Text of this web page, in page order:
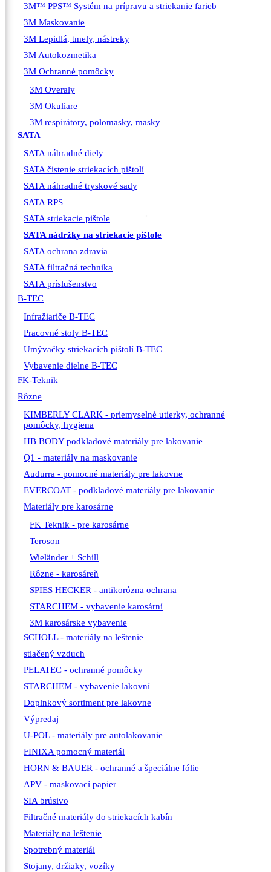
3M™ PPS™ Systém na prípravu a striekanie farieb
3M Maskovanie
3M Lepidlá, tmely, nástreky
3M Autokozmetika
3M Ochranné pomôcky
3M Overaly
3M Okuliare
3M respirátory, polomasky, masky
SATA
SATA náhradné diely
SATA čistenie striekacích pištolí
SATA náhradné tryskové sady
SATA RPS
SATA striekacie pištole
SATA nádržky na striekacie pištole
SATA ochrana zdravia
SATA filtračná technika
SATA príslušenstvo
B-TEC
Infražiariče B-TEC
Pracovné stoly B-TEC
Umývačky striekacích pištolí B-TEC
Vybavenie dielne B-TEC
FK-Teknik
Rôzne
KIMBERLY CLARK - priemyselné utierky, ochranné
pomôcky, hygiena
HB BODY podkladové materiály pre lakovanie
Q1 - materiály na maskovanie
Audurra - pomocné materiály pre lakovne
EVERCOAT - podkladové materiály pre lakovanie
Materiály pre karosárne
FK Teknik - pre karosárne
Teroson
Wieländer + Schill
Rôzne - karosáreň
SPIES HECKER - antikorózna ochrana
STARCHEM - vybavenie karosární
3M karosárske vybavenie
SCHOLL - materiály na leštenie
stlačený vzduch
PELATEC - ochranné pomôcky
STARCHEM - vybavenie lakovní
Doplnkový sortiment pre lakovne
Výpredaj
U-POL - materiály pre autolakovanie
FINIXA pomocný materiál
HORN & BAUER - ochranné a špeciálne fólie
APV - maskovací papier
SIA brúsivo
Filtračné materiály do striekacích kabín
Materiály na leštenie
Spotrebný materiál
Stojany, držiaky, vozíky